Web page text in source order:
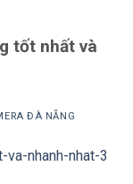
tốt nhất và
ĐÀ NẴNG